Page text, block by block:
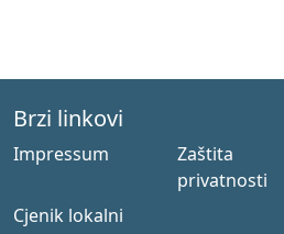
Brzi linkovi
Impressum
Zaštita
privatnosti
Cjenik lokalni